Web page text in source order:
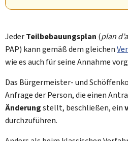
JederTeilbebauungsplan (plan
PAP) kann gemäß dem gleichen
wie es auch für seine Annahme
Das Bürgermeister- und
Anfrage der Person, die einen
Änderungstellt, beschließen, ein
durchzuführen.